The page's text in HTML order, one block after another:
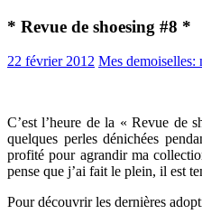
* Revue de shoesing #8 *
22 février 2012 Mes demoiselles:
C’est l’heure de la « Revue de
quelques perles dénichées
profité pour agrandir ma
pense que j’ai fait le plein, il est
Pour découvrir les dernières